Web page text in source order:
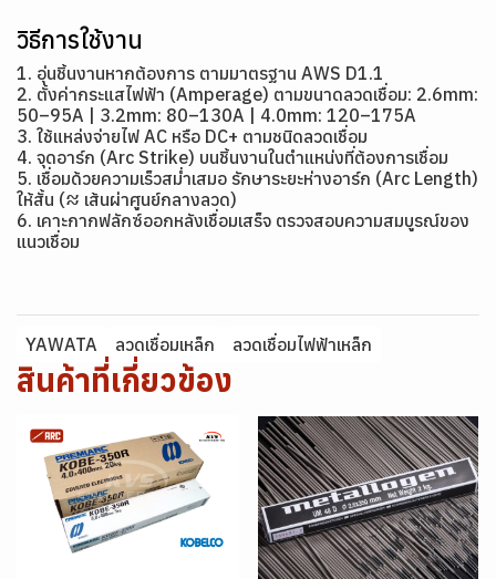
วิธีการใช้งาน
1. อุ่นชิ้นงานหากต้องการ ตามมาตรฐาน AWS D1.1
2. ตั้งค่ากระแสไฟฟ้า (Amperage) ตามขนาดลวดเชื่อม: 2.6mm:
50–95A | 3.2mm: 80–130A | 4.0mm: 120–175A
3. ใช้แหล่งจ่ายไฟ AC หรือ DC+ ตามชนิดลวดเชื่อม
4. จุดอาร์ก (Arc Strike) บนชิ้นงานในตำแหน่งที่ต้องการเชื่อม
5. เชื่อมด้วยความเร็วสม่ำเสมอ รักษาระยะห่างอาร์ก (Arc Length)
ให้สั้น (≈ เส้นผ่าศูนย์กลางลวด)
6. เคาะกากฟลักซ์ออกหลังเชื่อมเสร็จ ตรวจสอบความสมบูรณ์ของ
แนวเชื่อม
YAWATA ลวดเชื่อมเหล็ก ลวดเชื่อมไฟฟ้าเหล็ก
สินค้าที่เกี่ยวข้อง